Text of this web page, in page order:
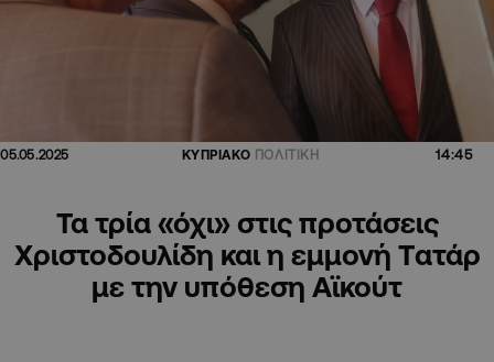
05.05.2025 ΚΥΠΡΙΑΚΟ ΠΟΛΙΤΙΚΗ 14:45
Τα τρία «όχι» στις προτάσεις
Χριστοδουλίδη και η εμμονή Tατάρ
με την υπόθεση Αϊκούτ